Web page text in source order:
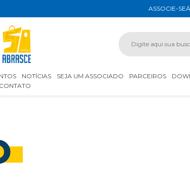
ASSOCIE-SE
NOTÍCIAS SEJA UM ASSOCIADO PARCEIROS
CONTATO